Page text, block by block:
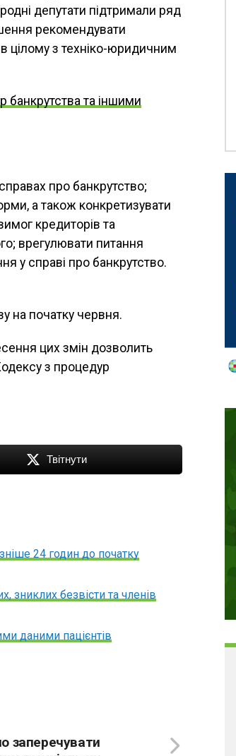
депутати підтримали ряд
рекомендувати
цілому з техніко-юридичним
банкрутства та іншими
про банкрутство;
а також конкретизувати
кредиторів та
врегулювати питання
у справі про банкрутство.
на початку червня.
цих змін дозволить
з процедур
Твітнути
24 годин до початку
зниклих безвісти та членів
даними пацієнтів
заперечувати